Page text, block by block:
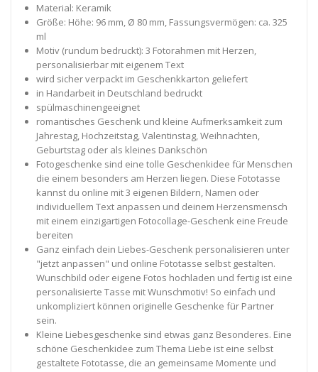
Material: Keramik
Größe: Höhe: 96 mm, Ø 80 mm, Fassungsvermögen: ca. 325
ml
Motiv (rundum bedruckt): 3 Fotorahmen mit Herzen,
personalisierbar mit eigenem Text
wird sicher verpackt im Geschenkkarton geliefert
in Handarbeit in Deutschland bedruckt
spülmaschinengeeignet
romantisches Geschenk und kleine Aufmerksamkeit zum
Jahrestag, Hochzeitstag, Valentinstag, Weihnachten,
Geburtstag oder als kleines Dankschön
Fotogeschenke sind eine tolle Geschenkidee für Menschen
die einem besonders am Herzen liegen. Diese Fototasse
kannst du online mit 3 eigenen Bildern, Namen oder
individuellem Text anpassen und deinem Herzensmensch
mit einem einzigartigen Fotocollage-Geschenk eine Freude
bereiten
Ganz einfach dein Liebes-Geschenk personalisieren unter
"jetzt anpassen" und online Fototasse selbst gestalten.
Wunschbild oder eigene Fotos hochladen und fertig ist eine
personalisierte Tasse mit Wunschmotiv! So einfach und
unkompliziert können originelle Geschenke für Partner
sein.
Kleine Liebesgeschenke sind etwas ganz Besonderes. Eine
schöne Geschenkidee zum Thema Liebe ist eine selbst
gestaltete Fototasse, die an gemeinsame Momente und